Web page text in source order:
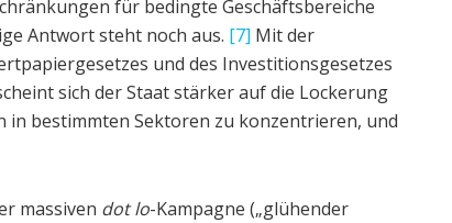
für bedingte Geschäftsbereiche
Antwort steht noch aus. [7] Mit der
und des Investitionsgesetzes
sich der Staat stärker auf die Lockerung
bestimmten Sektoren zu konzentrieren, und
massiven dot lo-Kampagne („glühender